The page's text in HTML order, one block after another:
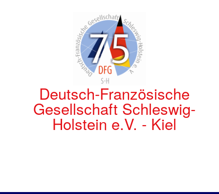
Deutsch-Französische
Gesellschaft Schleswig-
Holstein e.V. - Kiel